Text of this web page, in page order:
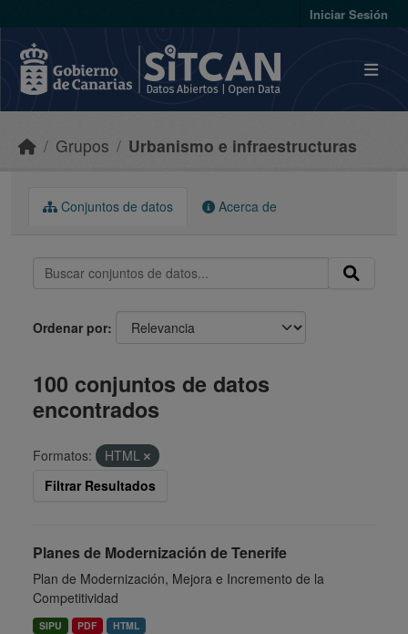
Iniciar Sesión
Grupos Urbanismo e infraestructuras
Conjuntos de datos Acerca de
Ordenar por
100 conjuntos de datos
encontrados
Formatos:
HTML
Filtrar Resultados
Planes de Modernización de Tenerife
Plan de Modernización, Mejora e Incremento de la
Competitividad
SIPU PDF HTML